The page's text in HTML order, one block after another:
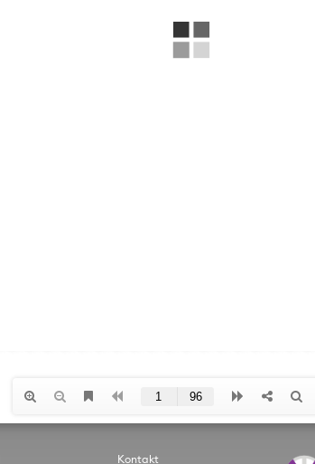
Kontakt